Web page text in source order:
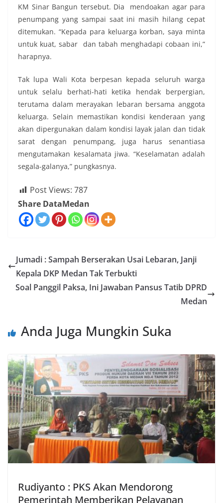
KM Sinar Bangun tersebut. Dia mendoakan agar para
penumpang yang sampai saat ini masih hilang cepat
ditemukan. “Kepada para keluarga korban, saya minta
untuk kuat, sabar dan tabah menghadapi cobaan ini,”
harapnya.
Tak lupa Wali Kota berpesan kepada seluruh warga
untuk selalu berhati-hati ketika hendak berpergian,
terutama dalam merayakan lebaran bersama anggota
keluarga. Selain memastikan kondisi kenderaan yang
akan dipergunakan dalam kondisi layak jalan dan tidak
sarat dengan penumpang, juga harus senantiasa
mengutamakan kesalamata jiwa. “Keselamatan adalah
segala-galanya,” pungkasnya.
Post Views: 787
Share DataMedan
Jumadi : Sampah Berserakan Usai Lebaran, Janji
Kepala DKP Medan Tak Terbukti
Soal Panggil Paksa, Ini Jawaban Pansus Tatib DPRD
Medan
Anda Juga Mungkin Suka
Rudiyanto : PKS Akan Mendorong
Pemerintah Memberikan Pelayanan